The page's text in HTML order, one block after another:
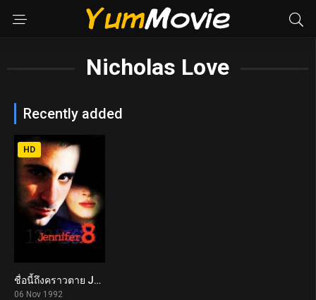
Nicholas Love
Recently added
6.3
HD
ชื่อนี้ถึงคราวตาย Jennifer Eight (1992)
06 Nov 1992